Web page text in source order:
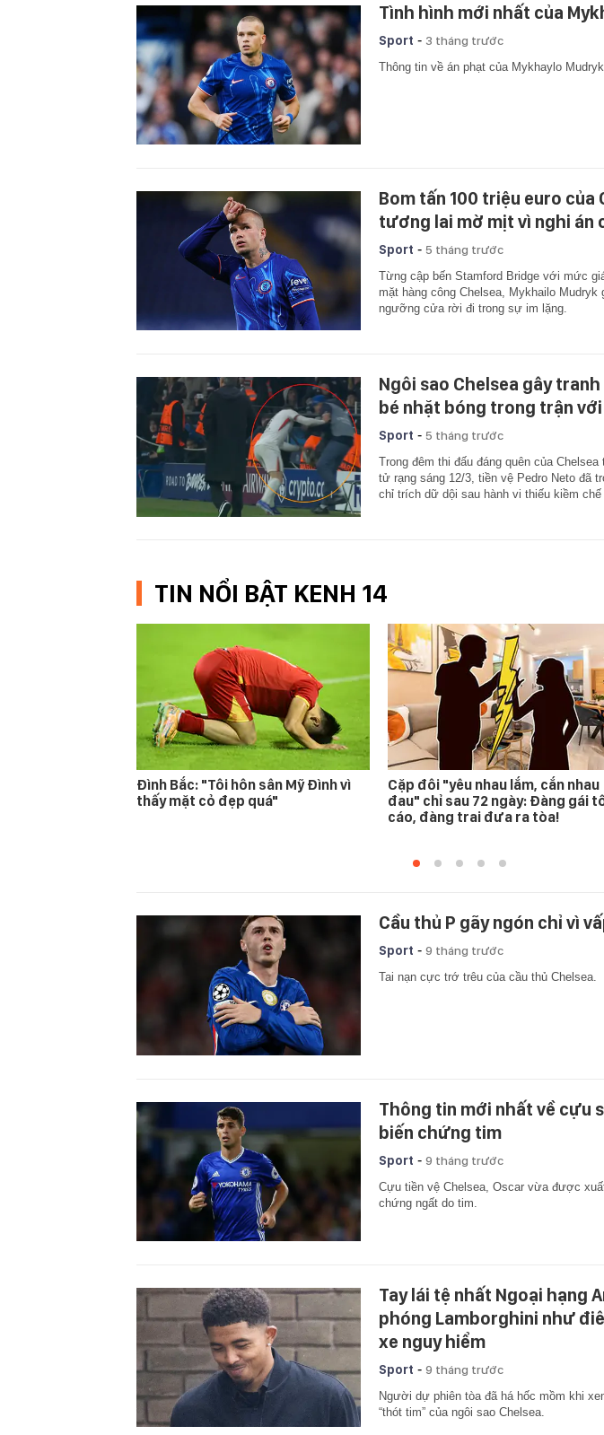
Tình hình mới nhất của
Sport - 3 tháng trước
Thông tin về án phạt của Mykhaylo Mudryk.
Bom tấn 100 triệu euro của
tương lai mờ mịt vì nghi án
Sport - 5 tháng trước
Từng cập bến Stamford Bridge với mức
mặt hàng công Chelsea, Mykhailo
ngưỡng cửa rời đi trong sự im lặng.
Ngôi sao Chelsea gây
bé nhặt bóng trong trận với
Sport - 5 tháng trước
Trong đêm thi đấu đáng quên của
tử rạng sáng 12/3, tiền vệ Pedro Neto đã
chỉ trích dữ dội sau hành vi thiếu kiềm
TIN NỔI BẬT KENH 14
Đình Bắc: "Tôi hôn sân Mỹ Đình vì
thấy mặt cỏ đẹp quá"
Cặp đôi "yêu nhau lắm, cắn nhau
đau" chỉ sau 72 ngày: Đàng gái
cáo, đàng trai đưa ra tòa!
Cầu thủ P gãy ngón chỉ vì
Sport - 9 tháng trước
Tai nạn cực trớ trêu của cầu thủ Chelsea.
Thông tin mới nhất về cựu
biến chứng tim
Sport - 9 tháng trước
Cựu tiền vệ Chelsea, Oscar vừa được
chứng ngất do tim.
Tay lái tệ nhất Ngoại hạng
phóng Lamborghini như
xe nguy hiểm
Sport - 9 tháng trước
Người dự phiên tòa đã há hốc mồm khi
“thót tim” của ngôi sao Chelsea.